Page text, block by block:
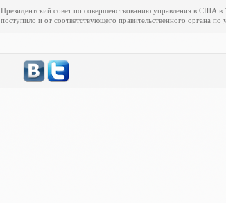
Президентский совет по совершенствованию управления в США
поступило и от соответствующего правительственного органа